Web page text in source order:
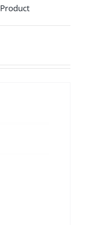
Product